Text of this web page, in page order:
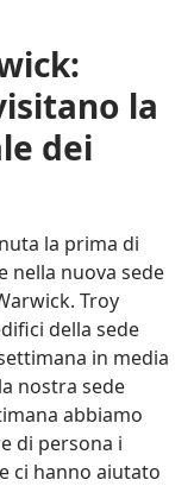
la
dei
la prima di
nella nuova sede
Troy
della sede
in media
nostra sede
abbiamo
di persona i
ci hanno aiutato